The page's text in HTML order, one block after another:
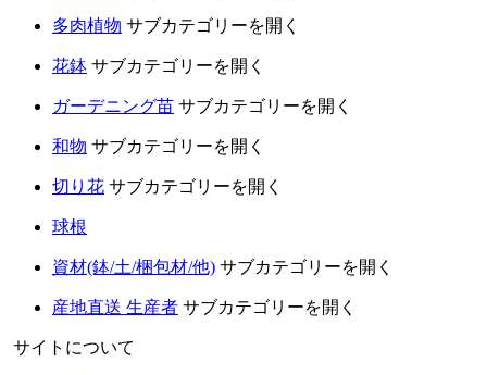
多肉植物 サブカテゴリーを開く
花鉢 サブカテゴリーを開く
ガーデニング苗 サブカテゴリーを開く
和物 サブカテゴリーを開く
切り花 サブカテゴリーを開く
球根
資材(鉢/土/梱包材/他) サブカテゴリーを開く
産地直送 生産者 サブカテゴリーを開く
サイトについて